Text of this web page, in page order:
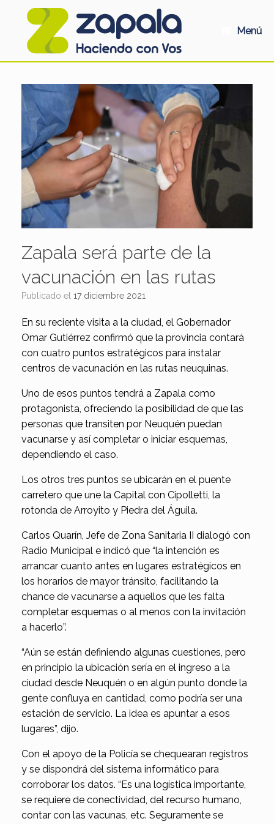
Menú
Zapala será parte de la
vacunación en las rutas
Publicado el 17 diciembre 2021
En su reciente visita a la ciudad, el Gobernador
Omar Gutiérrez confirmó que la provincia contará
con cuatro puntos estratégicos para instalar
centros de vacunación en las rutas neuquinas.
Uno de esos puntos tendrá a Zapala como
protagonista, ofreciendo la posibilidad de que las
personas que transiten por Neuquén puedan
vacunarse y así completar o iniciar esquemas,
dependiendo el caso.
Los otros tres puntos se ubicarán en el puente
carretero que une la Capital con Cipolletti, la
rotonda de Arroyito y Piedra del Águila.
Carlos Quarín, Jefe de Zona Sanitaria II dialogó con
Radio Municipal e indicó que “la intención es
arrancar cuanto antes en lugares estratégicos en
los horarios de mayor tránsito, facilitando la
chance de vacunarse a aquellos que les falta
completar esquemas o al menos con la invitación
a hacerlo”.
“Aún se están definiendo algunas cuestiones, pero
en principio la ubicación sería en el ingreso a la
ciudad desde Neuquén o en algún punto donde la
gente confluya en cantidad, como podría ser una
estación de servicio. La idea es apuntar a esos
lugares”, dijo.
Con el apoyo de la Policía se chequearan registros
y se dispondrá del sistema informático para
corroborar los datos. “Es una logística importante,
se requiere de conectividad, del recurso humano,
contar con las vacunas, etc. Seguramente se